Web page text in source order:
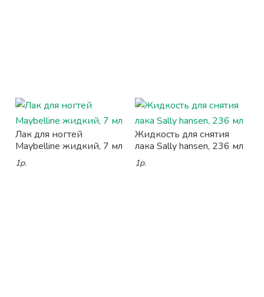
Лак для ногтей
Maybelline жидкий, 7 мл
1р.
Жидкость для снятия
лака Sally hansen, 236 мл
1р.